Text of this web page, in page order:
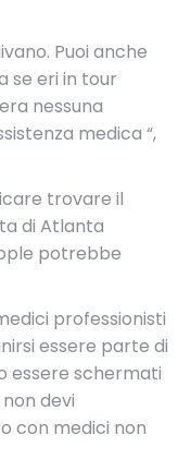
Puoi anche
se eri in tour
nessuna
medica “,
trovare il
di Atlanta
potrebbe
professionisti
essere parte di
essere schermati
devi
con medici non